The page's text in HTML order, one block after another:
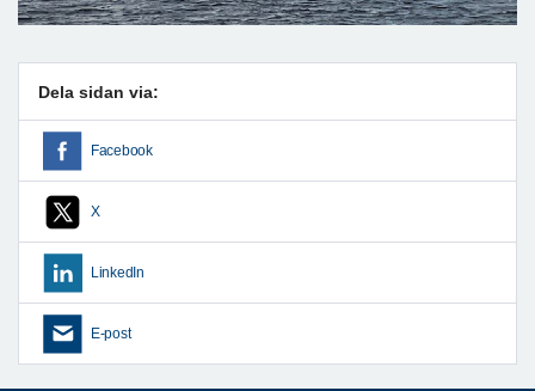
Dela sidan via:
Facebook
X
LinkedIn
E-post